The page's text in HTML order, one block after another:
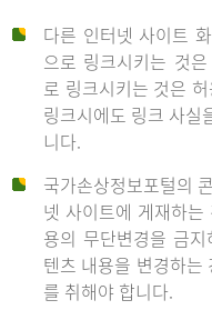
다른 인터넷 사이트
으로 링크시키는 것
로 링크시키는 것은
링크시에도 링크 사실
니다.
국가손상정보포털의
넷 사이트에 게재하
용의 무단변경을 금
텐츠 내용을 변경하는
를 취해야 합니다.